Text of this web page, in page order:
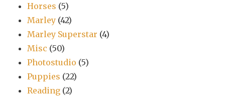
Horses (5)
Marley (42)
Marley Superstar (4)
Misc (50)
Photostudio (5)
Puppies (22)
Reading (2)